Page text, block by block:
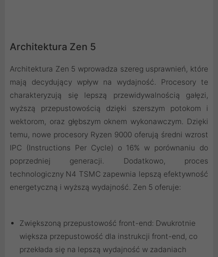
Architektura Zen 5
Architektura Zen 5 wprowadza szereg usprawnień, które
mają decydujący wpływ na wydajność. Procesory te
charakteryzują się lepszą przewidywalnością gałęzi,
wyższą przepustowością dzięki szerszym potokom i
wektorom, oraz głębszym oknem wykonawczym. Dzięki
temu, nowe procesory Ryzen 9000 oferują średni wzrost
IPC (Instructions Per Cycle) o 16% w porównaniu do
poprzedniej generacji. Dodatkowo, proces
technologiczny N4 TSMC zapewnia lepszą efektywność
energetyczną i wyższą wydajność. Zen 5 oferuje:
Zwiększoną przepustowość front-end: Dwukrotnie
większa przepustowość dla instrukcji front-end, co
przekłada się na lepszą wydajność w zadaniach